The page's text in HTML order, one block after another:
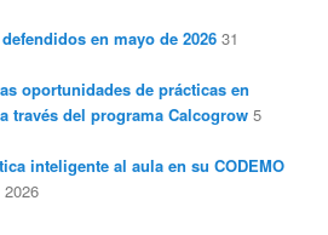
en mayo de 2026 31
oportunidades de prácticas en
través del programa Calcogrow 5
inteligente al aula en su CODEMO
2026